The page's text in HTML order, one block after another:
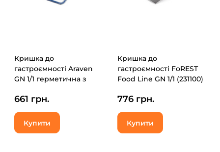
Кришка до
гастроємності Araven
GN 1/1 герметична з
661 грн.
Купити
Кришка до
гастроємності FoREST
Food Line GN 1/1 (231100)
776 грн.
Купити